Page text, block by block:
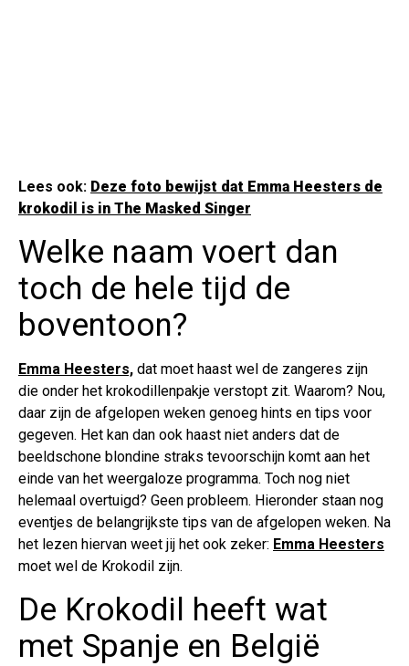
Lees ook: Deze foto bewijst dat Emma Heesters de
krokodil is in The Masked Singer
Welke naam voert dan
toch de hele tijd de
boventoon?
Emma Heesters, dat moet haast wel de zangeres zijn
die onder het krokodillenpakje verstopt zit. Waarom? Nou,
daar zijn de afgelopen weken genoeg hints en tips voor
gegeven. Het kan dan ook haast niet anders dat de
beeldschone blondine straks tevoorschijn komt aan het
einde van het weergaloze programma. Toch nog niet
helemaal overtuigd? Geen probleem. Hieronder staan nog
eventjes de belangrijkste tips van de afgelopen weken. Na
het lezen hiervan weet jij het ook zeker: Emma Heesters
moet wel de Krokodil zijn.
De Krokodil heeft wat
met Spanje en België